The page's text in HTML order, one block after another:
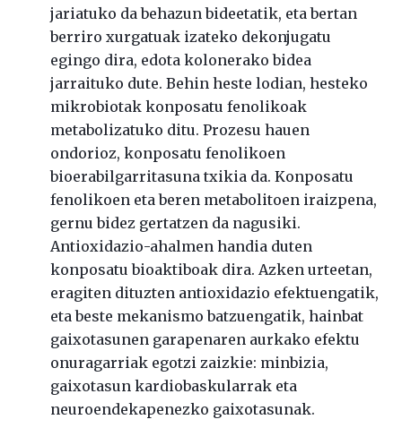
jariatuko da behazun bideetatik, eta bertan
berriro xurgatuak izateko dekonjugatu
egingo dira, edota kolonerako bidea
jarraituko dute. Behin heste lodian, hesteko
mikrobiotak konposatu fenolikoak
metabolizatuko ditu. Prozesu hauen
ondorioz, konposatu fenolikoen
bioerabilgarritasuna txikia da. Konposatu
fenolikoen eta beren metabolitoen iraizpena,
gernu bidez gertatzen da nagusiki.
Antioxidazio-ahalmen handia duten
konposatu bioaktiboak dira. Azken urteetan,
eragiten dituzten antioxidazio efektuengatik,
eta beste mekanismo batzuengatik, hainbat
gaixotasunen garapenaren aurkako efektu
onuragarriak egotzi zaizkie: minbizia,
gaixotasun kardiobaskularrak eta
neuroendekapenezko gaixotasunak.